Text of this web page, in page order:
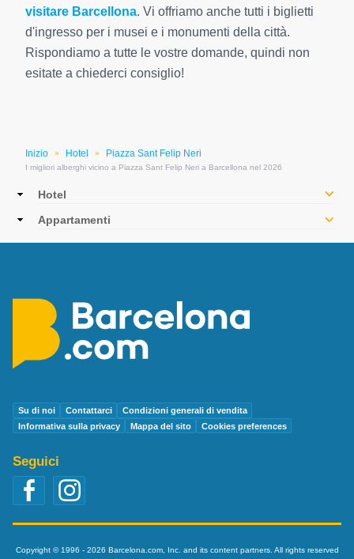
Inizio » Hotel » Piazza Sant Felip Neri
I migliori alberghi vicino a Piazza Sant Felip Neri a Barcellona nel 2026
visitare Barcellona. Vi offriamo anche tutti i biglietti
d'ingresso per i musei e i monumenti della città.
Rispondiamo a tutte le vostre domande, quindi non
esitate a chiederci consiglio!
MainHotel
Appartamenti
Su di noi Contattarci
Condizioni generali di vendita
Informativa sulla privacy
Mappa del sito Cookies preferences
Seguici
Copyright © 1996 - 2026 Barcelona.com, Inc. and its content partners. All rights reserved